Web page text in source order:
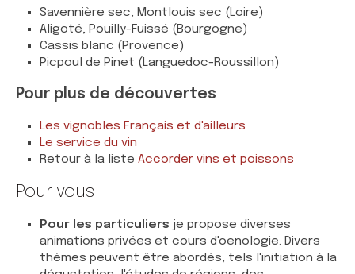
Savennière sec, Montlouis sec (Loire)
Aligoté, Pouilly-Fuissé (Bourgogne)
Cassis blanc (Provence)
Picpoul de Pinet (Languedoc-Roussillon)
Pour plus de découvertes
Les vignobles Français et d'ailleurs
Le service du vin
Retour à la liste Accorder vins et poissons
Pour vous
Pour les particuliers je propose diverses
animations privées et cours d'oenologie. Divers
thèmes peuvent être abordés, tels l'initiation à la